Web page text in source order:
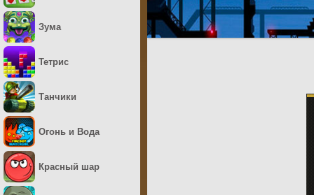
Зума
Тетрис
Танчики
Огонь и Вода
Красный шар